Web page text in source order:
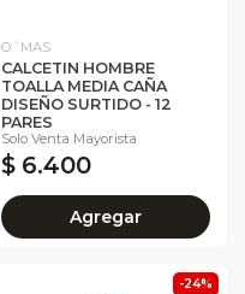
O´MAS
CALCETIN HOMBRE
TOALLA MEDIA CAÑA
DISEÑO SURTIDO - 12
PARES
Solo Venta Mayorista
$ 6.400
Agregar
-24%